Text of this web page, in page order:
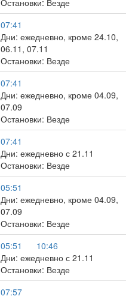
Остановки: Везде
07:41
Дни: ежедневно, кроме 24.10,
06.11, 07.11
Остановки: Везде
07:41
Дни: ежедневно, кроме 04.09,
07.09
Остановки: Везде
07:41
Дни: ежедневно с 21.11
Остановки: Везде
05:51
Дни: ежедневно, кроме 04.09,
07.09
Остановки: Везде
05:51
10:46
Дни: ежедневно с 21.11
Остановки: Везде
07:57